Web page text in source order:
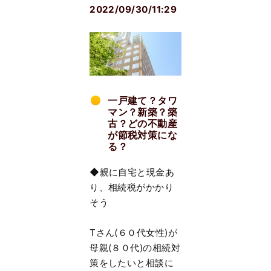
2022/09/30/11:29
一戸建て？タワ
マン？新築？築
古？どの不動産
が節税対策にな
る？
◆親に自宅と現金あ
り、相続税がかかり
そう
Тさん(６０代女性)が
母親(８０代)の相続対
策をしたいと相談に